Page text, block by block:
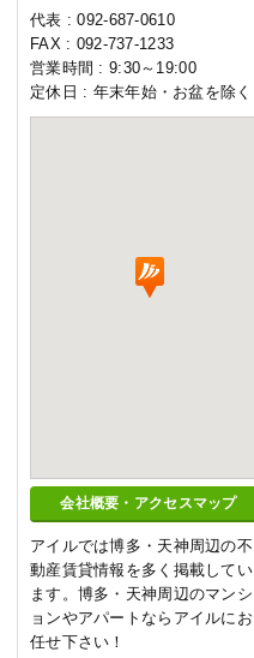
代表 : 092-687-0610
FAX : 092-737-1233
営業時間 : 9:30～19:00
定休日 : 年末年始・お盆を除く
会社概要・アクセスマップ
アイルでは博多・天神周辺の不
動産賃貸情報を多く掲載してい
ます。博多・天神周辺のマンシ
ョンやアパートならアイルにお
任せ下さい！